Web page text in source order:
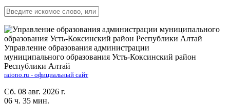
Управление образования администрации
муниципального образования Усть-Коксинский район
Республики Алтай
raiono.ru - официальный сайт
Сб. 08 авг. 2026 г.
06 ч. 35 мин.